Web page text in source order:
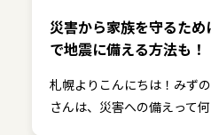
災害から家族を守るた
で地震に備える方法も！
札幌よりこんにちは！みず
さんは、災害への備えって何